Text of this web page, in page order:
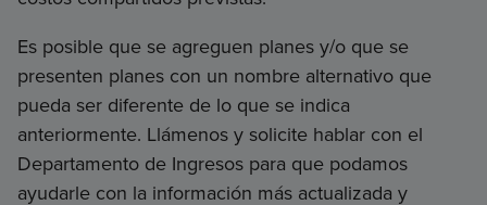
Es posible que se agreguen planes y/o que se
presenten planes con un nombre alternativo que
pueda ser diferente de lo que se indica
anteriormente. Llámenos y solicite hablar con el
Departamento de Ingresos para que podamos
ayudarle con la información más actualizada y